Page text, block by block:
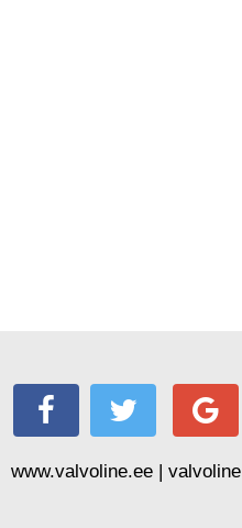
www.valvoline.ee | valvoline